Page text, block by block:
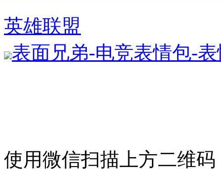
英雄联盟
表面兄弟-电竞表情包-
使用微信扫描上方二维码